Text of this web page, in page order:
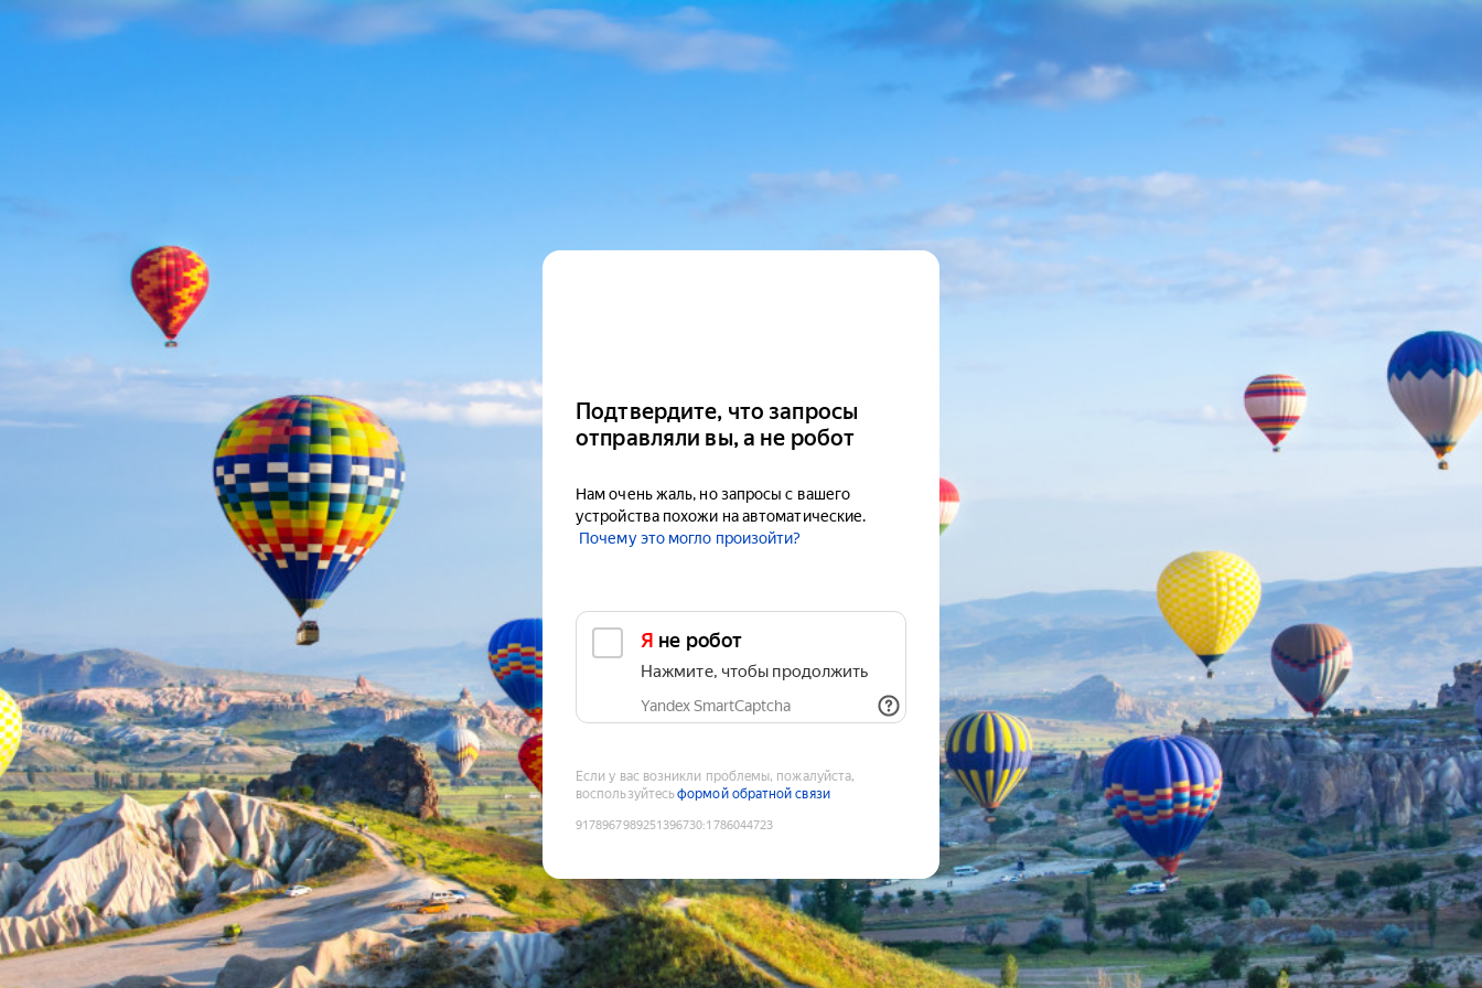
Подтвердите, что запросы
отправляли вы, а не робот
Нам очень жаль, но запросы с вашего
устройства похожи на автоматические.
Почему это могло произойти?
Я не робот
Нажмите, чтобы продолжить
Yandex SmartCaptcha
Если у вас возникли проблемы, пожалуйста,
воспользуйтесьформой обратной связи
9178967989251396730:1786044723